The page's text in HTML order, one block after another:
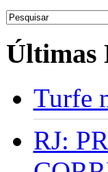
Últimas
Turfe
RJ: